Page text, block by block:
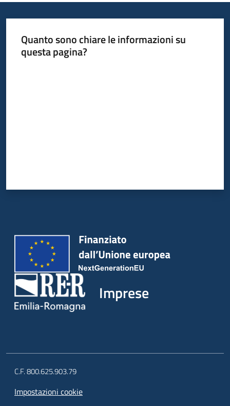
Quanto sono chiare le informazioni su
questa pagina?
Imprese
C.F. 800.625.903.79
Impostazioni cookie